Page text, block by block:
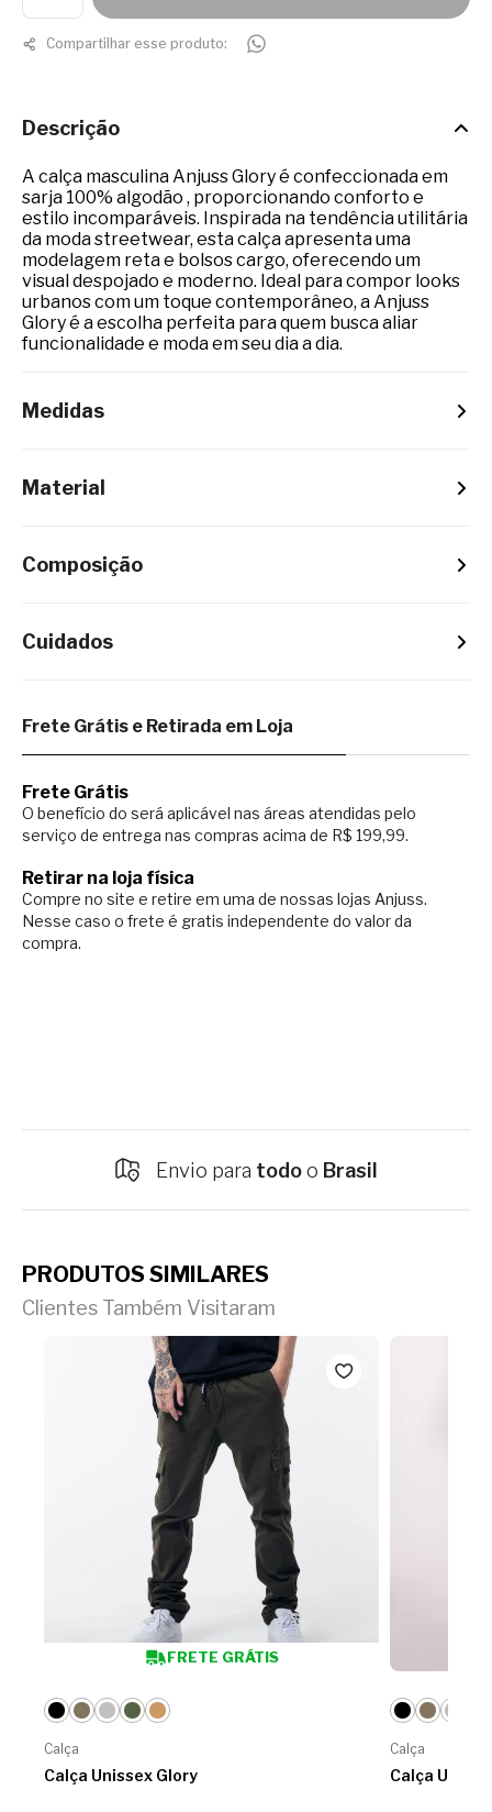
Compartilhar esse produto:
Descrição
A calça masculina Anjuss Glory é confeccionada em
sarja 100% algodão , proporcionando conforto e
estilo incomparáveis. Inspirada na tendência utilitária
da moda streetwear, esta calça apresenta uma
modelagem reta e bolsos cargo, oferecendo um
visual despojado e moderno. Ideal para compor looks
urbanos com um toque contemporâneo, a Anjuss
Glory é a escolha perfeita para quem busca aliar
funcionalidade e moda em seu dia a dia.
Material
Composição
Cuidados
Medidas
Frete Grátis e Retirada em Loja
Frete Grátis
O benefício do será aplicável nas áreas atendidas pelo
serviço de entrega nas compras acima de R$ 199,99.
Retirar na loja física
Compre no site e retire em uma de nossas lojas Anjuss.
Nesse caso o frete é gratis independente do valor da
compra.
Envio para todoo Brasil
PRODUTOS SIMILARES
Clientes Também Visitaram
FRETE GRÁTIS
Calça
Calça Unissex Glory
Calça
Calça